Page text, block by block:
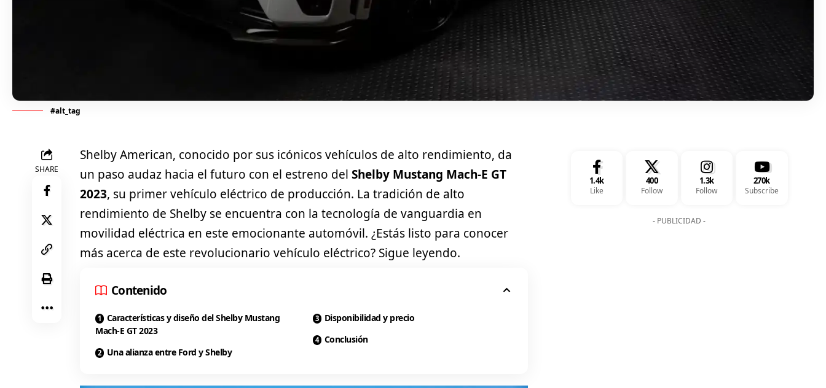
#alt_tag
SHARE
Shelby American, conocido por sus icónicos vehículos de alto rendimiento, da
un paso audaz hacia el futuro con el estreno del Shelby Mustang Mach-E GT
2023, su primer vehículo eléctrico de producción. La tradición de alto
rendimiento de Shelby se encuentra con la tecnología de vanguardia en
movilidad eléctrica en este emocionante automóvil. ¿Estás listo para conocer
más acerca de este revolucionario vehículo eléctrico? Sigue leyendo.
Contenido
Características y diseño del Shelby Mustang
Mach-E GT 2023
Una alianza entre Ford y Shelby
Disponibilidad y precio
Conclusión
1.4k
Like
400
Follow
1.3k
Follow
270k
Subscribe
- PUBLICIDAD -